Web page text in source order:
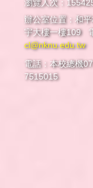
瀏覽人次：
辦公室位置：和
宇大樓一樓109
cl@nknu.edu.tw
電話：本校總機
7515015